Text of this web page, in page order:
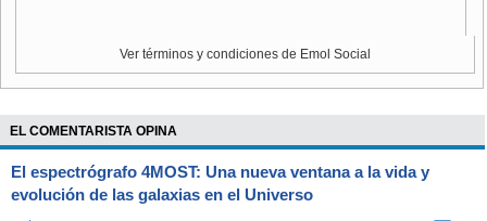
Ver términos y condiciones de Emol Social
EL COMENTARISTA OPINA
El espectrógrafo 4MOST: Una nueva ventana a la vida y
evolución de las galaxias en el Universo